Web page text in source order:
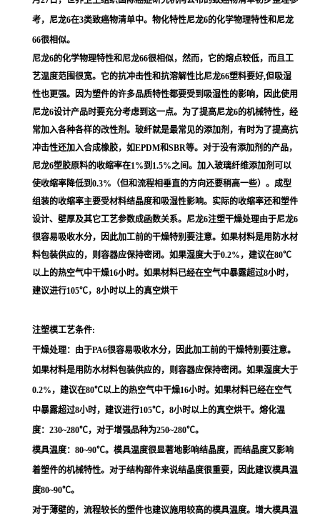
考，尼龙6在3类致癌物清单中。物化特性尼龙6的化学物理特性和尼龙
66很相似。
尼龙6的化学物理特性和尼龙66很相似，然而，它的熔点较低，而且工
艺温度范围很宽。它的抗冲击性和抗溶解性比尼龙66塑料要好,但吸湿
性也更强。因为塑件的许多品质特性都要受到吸湿性的影响，因此使用
尼龙6设计产品时要充分考虑到这一点。为了提高尼龙6的机械特性，经
常加入各种各样的改性剂。玻纤就是最常见的添加剂，有时为了提高抗
冲击性还加入合成橡胶，如EPDM和SBR等。对于没有添加剂的产品，
尼龙6塑胶原料的收缩率在1%到1.5%之间。加入玻璃纤维添加剂可以
使收缩率降低到0.3%（但和流程相垂直的方向还要稍高一些）。成型
组装的收缩率主要受材料结晶度和吸湿性影响。实际的收缩率还和塑件
设计、壁厚及其它工艺参数成函数关系。尼龙6注塑干燥处理由于尼龙6
很容易吸收水分，因此加工前的干燥特别要注意。如果材料是用防水材
料包装供应的，则容器应保持密闭。如果湿度大于0.2%，建议在80℃
以上的热空气中干燥16小时。如果材料已经在空气中暴露超过8小时，
建议进行105℃，8小时以上的真空烘干
注塑模工艺条件:
干燥处理：由于PA6很容易吸收水分，因此加工前的干燥特别要注意。
如果材料是用防水材料包装供应的，则容器应保持密闭。如果湿度大于
0.2%，建议在80℃以上的热空气中干燥16小时。如果材料已经在空气
中暴露超过8小时，建议进行105℃，8小时以上的真空烘干。熔化温
度：230~280℃，对于增强品种为250~280℃。
模具温度：80~90℃。模具温度很显著地影响结晶度，而结晶度又影响
着塑件的机械特性。对于结构部件来说结晶度很重要，因此建议模具温
度80~90℃。
对于薄壁的，流程较长的塑件也建议施用较高的模具温度。增大模具温